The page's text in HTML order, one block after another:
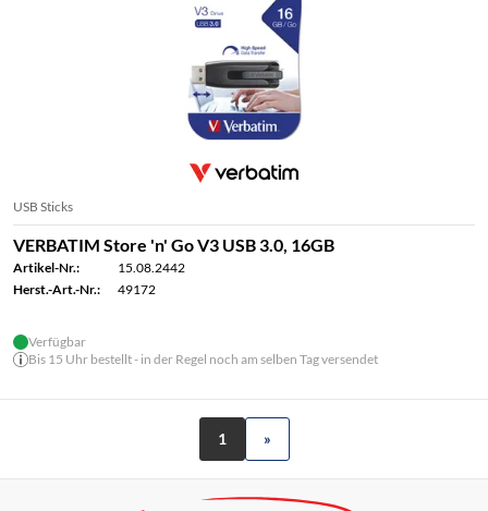
USB Sticks
VERBATIM Store 'n' Go V3 USB 3.0, 16GB
Artikel-Nr.:
15.08.2442
Herst.-Art.-Nr.:
49172
Verfügbar
Bis 15 Uhr bestellt - in der Regel noch am selben Tag versendet
1 »